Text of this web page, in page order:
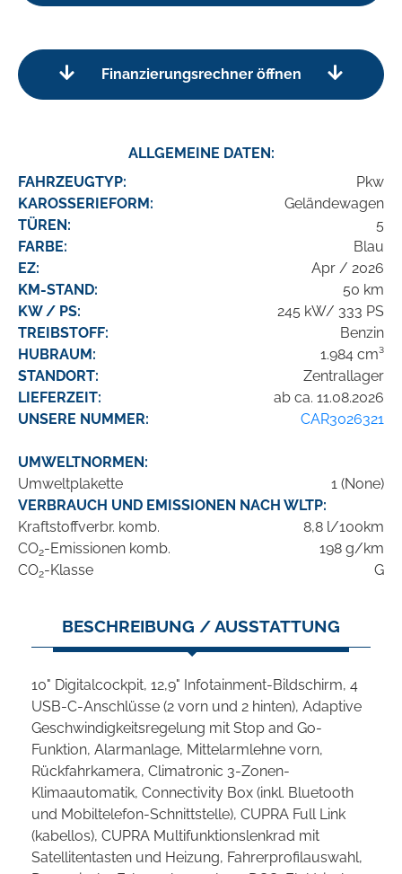
Finanzierungsrechner öffnen
ALLGEMEINE DATEN:
FAHRZEUGTYP:
Pkw
KAROSSERIEFORM:
Geländewagen
TÜREN:
5
FARBE:
Blau
EZ:
Apr / 2026
KM-STAND:
50 km
KW / PS:
245 kW/ 333 PS
TREIBSTOFF:
Benzin
HUBRAUM:
1.984 cm³
STANDORT:
Zentrallager
LIEFERZEIT:
ab ca. 11.08.2026
UNSERE NUMMER:
CAR3026321
UMWELTNORMEN:
Umweltplakette
1 (None)
VERBRAUCH UND EMISSIONEN NACH WLTP:
Kraftstoffverbr. komb.
8,8 l/100km
CO2-Emissionen komb.
198 g/km
CO2-Klasse G
BESCHREIBUNG / AUSSTATTUNG
10" Digitalcockpit, 12,9" Infotainment-Bildschirm, 4
USB-C-Anschlüsse (2 vorn und 2 hinten), Adaptive
Geschwindigkeitsregelung mit Stop and Go-
Funktion, Alarmanlage, Mittelarmlehne vorn,
Rückfahrkamera, Climatronic 3-Zonen-
Klimaautomatik, Connectivity Box (inkl. Bluetooth
und Mobiltelefon-Schnittstelle), CUPRA Full Link
(kabellos), CUPRA Multifunktionslenkrad mit
Satellitentasten und Heizung, Fahrerprofilauswahl,